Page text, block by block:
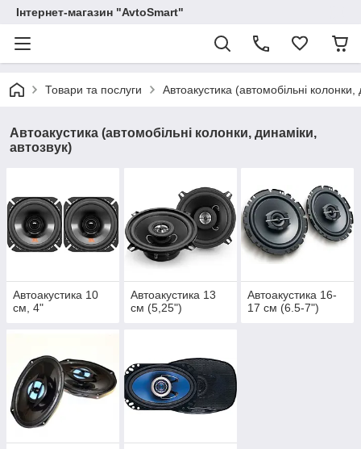
Інтернет-магазин "AvtoSmart"
Товари та послуги Автоакустика (автомобільні колонки,
Автоакустика (автомобільні колонки, динаміки,
автозвук)
Автоакустика 10
см, 4"
Автоакустика 13
см (5,25")
Автоакустика 16-
17 см (6.5-7")